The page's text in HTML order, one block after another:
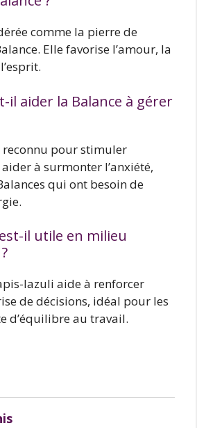
comme la pierre de
Elle favorise l’amour, la
il aider la Balance à gérer
reconnu pour stimuler
à surmonter l’anxiété,
qui ont besoin de
il utile en milieu
lazuli aide à renforcer
de décisions, idéal pour les
d’équilibre au travail.